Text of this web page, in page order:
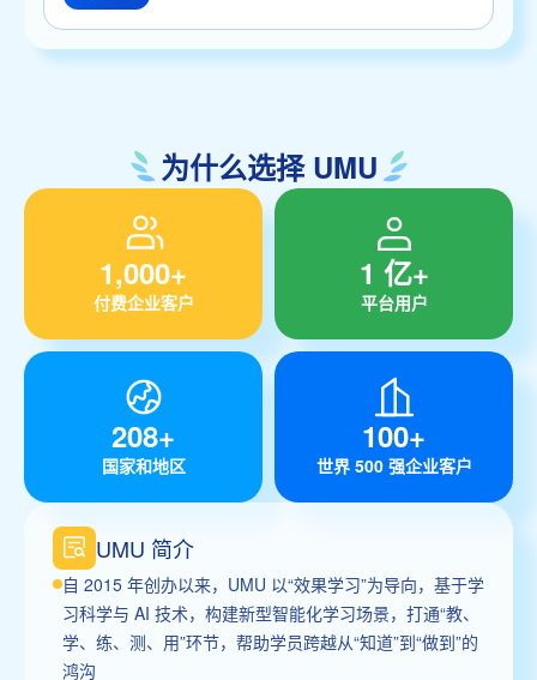
为什么选择 UMU
1,000+
付费企业客户
1 亿+
平台用户
208+
国家和地区
100+
世界 500 强企业客户
UMU 简介
自 2015 年创办以来，UMU 以“效果学习”为导向，基于学
习科学与 AI 技术，构建新型智能化学习场景，打通“教、
学、练、测、用”环节，帮助学员跨越从“知道”到“做到”的
鸿沟